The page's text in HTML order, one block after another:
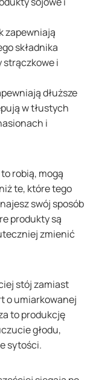
zapewniają
składnika
strączkowe i
dłuższe
w tłustych
i
robią, mogą
te, które tego
swój sposób
produkty są
zmienić
stój zamiast
o umiarkowanej
to produkcję
głodu,
sytości.